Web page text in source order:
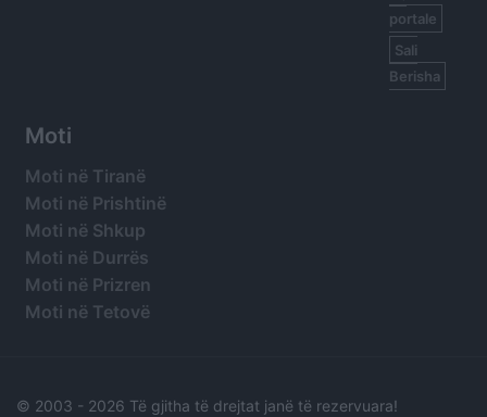
portale
Sali
Berisha
Moti
Moti në Tiranë
Moti në Prishtinë
Moti në Shkup
Moti në Durrës
Moti në Prizren
Moti në Tetovë
© 2003 - 2026 Të gjitha të drejtat janë të rezervuara!